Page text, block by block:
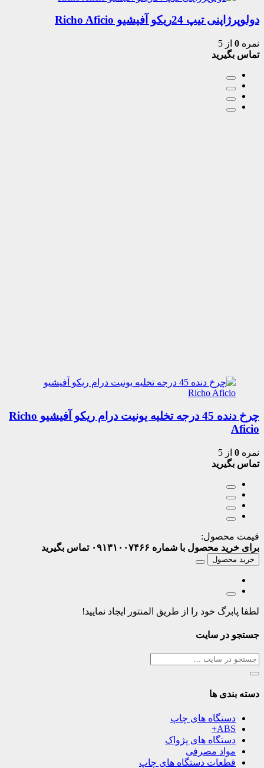
دولوپرژاپنی تیپ 24ریکو آفیشیو Richo Aficio
نمره 0 از 5
تماس بگیرید
چرخ دنده 45 درجه تخلیه یونیت درام ریکو آفیشیو Richo
Aficio
نمره 0 از 5
تماس بگیرید
قیمت محصول:
برای خرید محصول با شماره ۰۹۱۳۱۰۰۷۴۶۶ تماس بگیرید
خرید محصول
لطفا پابرگ خود را از طریق المنتور ایجاد نمایید!
جستجو در سایت
دسته بندی ها
دستگاه های چاپ
ABS+
دستگاه های پژواک
مواد مصرفی
قطعات دستگاه های چاپ